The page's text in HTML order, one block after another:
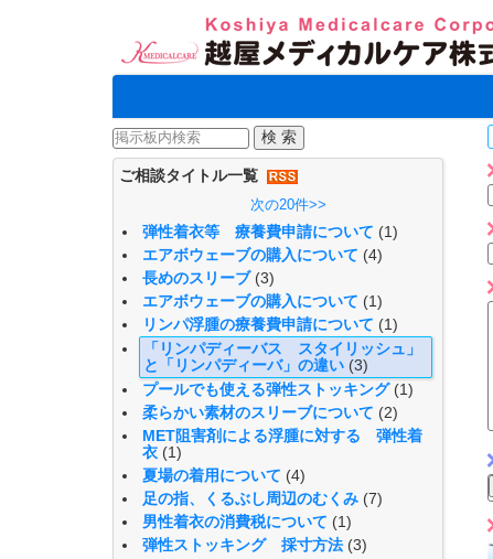
ご相談タイトル一覧
次の20件>>
弾性着衣等 療養費申請について (1)
エアボウェーブの購入について (4)
長めのスリーブ (3)
エアボウェーブの購入について (1)
リンパ浮腫の療養費申請について (1)
「リンパディーバス スタイリッシュ」
と「リンパディーバ」の違い (3)
プールでも使える弾性ストッキング (1)
柔らかい素材のスリーブについて (2)
MET阻害剤による浮腫に対する 弾性着
衣 (1)
夏場の着用について (4)
足の指、くるぶし周辺のむくみ (7)
男性着衣の消費税について (1)
弾性ストッキング 採寸方法 (3)